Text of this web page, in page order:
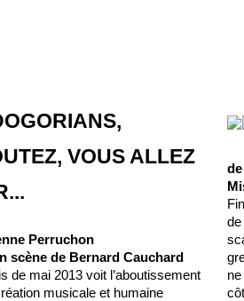
VOUS ALLEZ
Perruchon
scène de Bernard Cauchard
de mai 2013 voit l’aboutissement
musicale et humaine